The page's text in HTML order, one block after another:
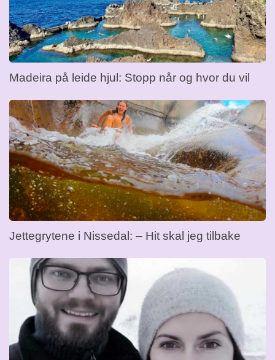
Madeira på leide hjul: Stopp når og hvor du vil
Jettegrytene i Nissedal: – Hit skal jeg tilbake